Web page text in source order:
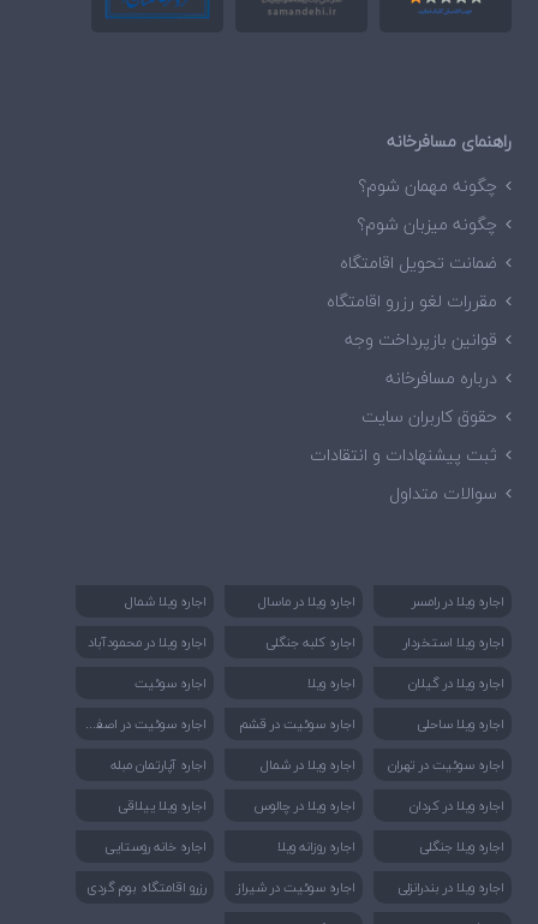
راهنمای مسافرخانه
چگونه مهمان شوم؟
چگونه میزبان شوم؟
ضمانت تحویل اقامتگاه
مقررات لغو رزرو اقامتگاه
قوانین بازپرداخت وجه
درباره مسافرخانه
حقوق کاربران سایت
ثبت پیشنهادات و انتقادات
سوالات متداول
اجاره ویلا در رامسر اجاره ویلا در ماسال
اجاره ویلا شمال
اجاره ویلا استخردار
اجاره کلبه جنگلی
اجاره ویلا در محمودآباد
اجاره ویلا در گیلان
اجاره ویلا
اجاره سوئیت
اجاره ویلا ساحلی
اجاره سوئیت در قشم اجا
ره سوئیت در اصفهان
اجاره سوئیت در تهران اجاره ویلا در شمال
اجاره آپارتمان مبله
اجاره ویلا در کردان
اجاره ویلا در چالوس
اجاره ویلا ییلاقی
اجاره ویلا جنگلی
اجاره روزانه ویلا
اجاره خانه روستایی
اجاره ویلا در بندرانزلی
اجاره سوئیت در شیراز
رزرو اقامتگاه بوم گردی